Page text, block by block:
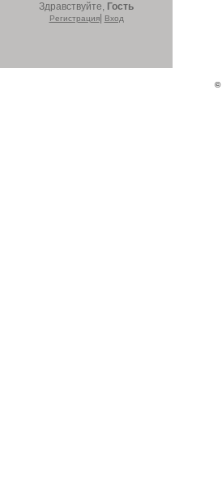
Здравствуйте, Гость
Регистрация| Вход
©